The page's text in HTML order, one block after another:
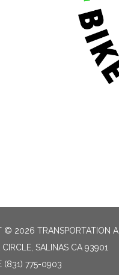
© 2026 TRANSPORTATION
SALINAS CA 93901
(831) 775-0903